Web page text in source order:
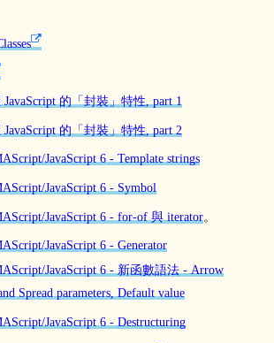
JavaScript 的「封裝」特性, part 1
JavaScript 的「封裝」特性, part 2
JavaScript 6 - Template strings
JavaScript 6 - Symbol
JavaScript 6 - for-of 與 iterator。
JavaScript 6 - Generator
JavaScript 6 - 新函數語法 - Arrow
Spread parameters, Default value
JavaScript 6 - Destructuring